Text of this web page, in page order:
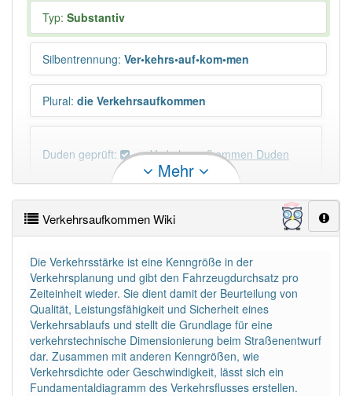
Typ: Substantiv
Silbentrennung: Ver•kehrs•auf•kom•men
Plural: die Verkehrsaufkommen
Duden geprüft: Verkehrsaufkommen Duden
PowerIndex:3
Häufigkeit: 4 von 10
Wörter mit Endung-verkehrsaufkommen: 1
Wörter mit Endung-verkehrsaufkommenaber mit
einem anderen Artikeldas: 0
Mehr
Verkehrsaufkommen Wiki
Die Verkehrsstärke ist eine Kenngröße in der
Verkehrsplanung und gibt den Fahrzeugdurchsatz pro
Zeiteinheit wieder. Sie dient damit der Beurteilung von
Qualität, Leistungsfähigkeit und Sicherheit eines
Verkehrsablaufs und stellt die Grundlage für eine
verkehrstechnische Dimensionierung beim Straßenentwurf
dar. Zusammen mit anderen Kenngrößen, wie
Verkehrsdichte oder Geschwindigkeit, lässt sich ein
Fundamentaldiagramm des Verkehrsflusses erstellen.